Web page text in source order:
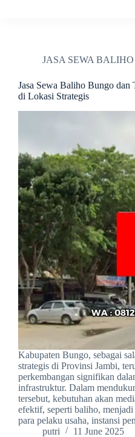
JASA SEWA
Jasa Sewa Baliho Bungo dan
di Lokasi Strategis
Kabupaten Bungo, sebagai
strategis di Provinsi Jambi,
perkembangan signifikan
infrastruktur. Dalam
tersebut, kebutuhan akan
efektif, seperti baliho,
para pelaku usaha, instansi
putri
11 June 2025